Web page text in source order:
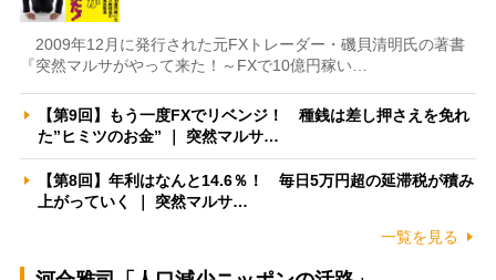
2009年12月に発行された元FXトレーダー・磯貝清明氏の著書
『突然マルサがやって来た！～FXで10億円稼い…
【第9回】もう一度FXでリベンジ！ 種銭は差し押さえを免れ
た”ヒミツのお金” ｜ 突然マルサ…
【第8回】年利はなんと14.6％！ 毎日5万円超の延滞税が積み
上がっていく ｜ 突然マルサ…
一覧を見る